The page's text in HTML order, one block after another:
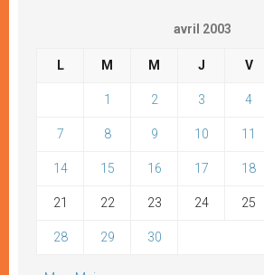
avril 2003
L M M J V
1 2 3 4
7 8 9 10 11
14 15 16 17 18
21 22 23 24 25
28 29 30